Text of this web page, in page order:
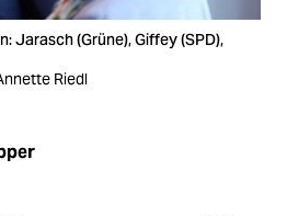
Jarasch (Grüne), Giffey (SPD),
Riedl